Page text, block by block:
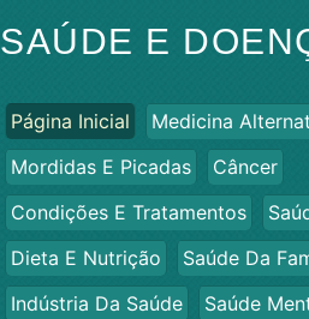
SAÚDE E
Página Inicial
Medicina
Mordidas E Picadas
Câncer
Condições E Tratamentos
Dieta E Nutrição
Saúde Da
Indústria Da Saúde
Saúde